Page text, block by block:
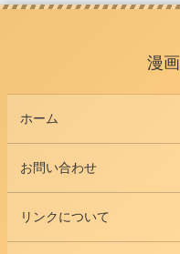
漫
ホーム
お問い合わせ
リンクについて